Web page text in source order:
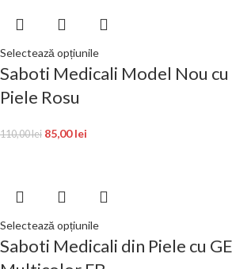
Selectează opțiunile
Saboti Medicali Model Nou
Piele Rosu
110,00lei 85,00lei
Selectează opțiunile
Saboti Medicali din Piele cu